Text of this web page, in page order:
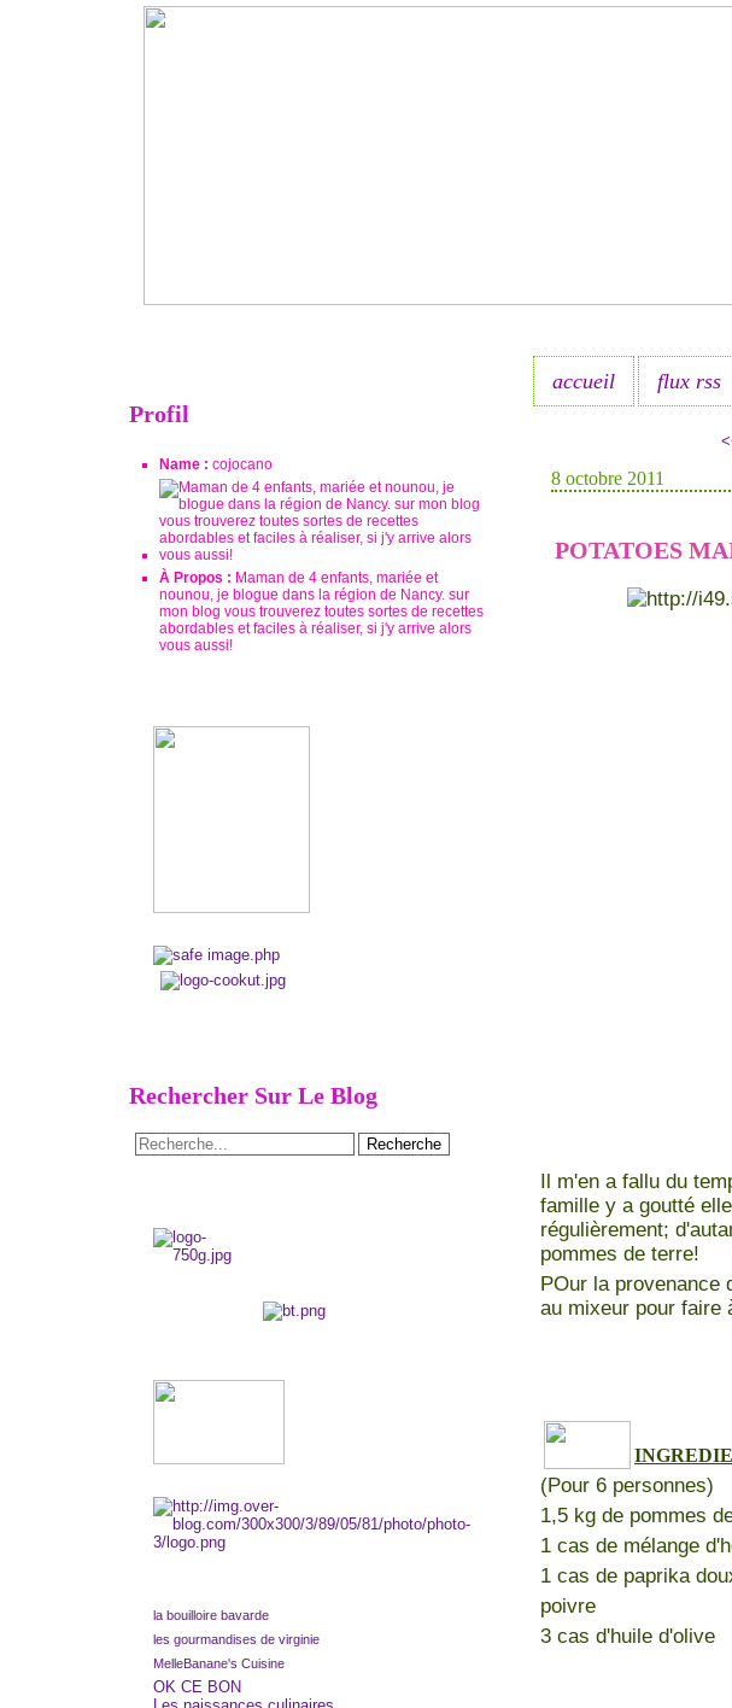
Profil
Name : cojocano
À Propos : Maman de 4 enfants, mariée et
nounou, je blogue dans la région de Nancy. sur
mon blog vous trouverez toutes sortes de recettes
abordables et faciles à réaliser, si j'y arrive alors
vous aussi!
Rechercher Sur Le Blog
la bouilloire bavarde
les gourmandises de virginie
MelleBanane's Cuisine
OK CE BON
accueil flux rss
8 octobre 2011
POTATOES
Il m'en a fallu du
famille y a goutté
régulièrement;
pommes de terre!
POur la
au mixeur pour faire
(Pour 6 personnes)
1,5 kg de pommes
1 cas de mélange
1 cas de paprika
poivre
3 cas d'huile d'olive